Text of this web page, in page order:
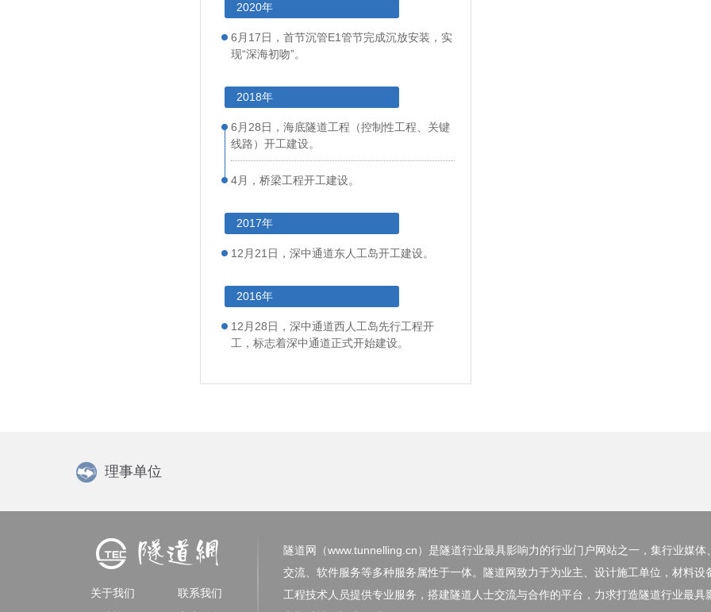
2020年
6月17日，首节沉管E1管节完成沉放安装，实
现“深海初吻”。
2018年
6月28日，海底隧道工程（控制性工程、关键
线路）开工建设。
4月，桥梁工程开工建设。
2017年
12月21日，深中通道东人工岛开工建设。
2016年
12月28日，深中通道西人工岛先行工程开
工，标志着深中通道正式开始建设。
理事单位
关于我们
联系我们
隧道网（www.tunnelling.cn） 是隧道行业最具影响力的行业门户网站之一，集行业媒体
交流、软件服务等多种服务属性于一体。隧道网致力于为业主、设计施工单位，材料设
工程技术人员提供专业服务，搭建隧道人士交流与合作的平台，力求打造隧道行业最具